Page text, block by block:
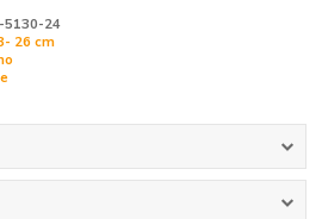
5130-24
26 cm